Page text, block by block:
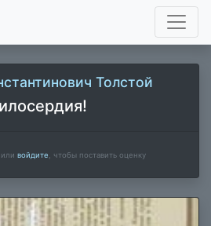
Толстой
войдите , чтобы поставить оценку